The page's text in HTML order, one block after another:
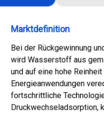
Marktdefinition
Bei der Rückgewinnung
wird Wasserstoff aus
und auf eine hohe
Energieanwendungen
fortschrittliche
Druckwechseladsorption,